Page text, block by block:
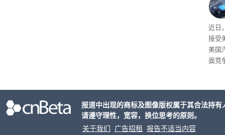
给
近日
接受
美国
面竞
报道中出现的商标及图像版权属于其合法持
请遵守理性，宽容，换位思考的原则。
关于我们
广告招租
报告不适当内容